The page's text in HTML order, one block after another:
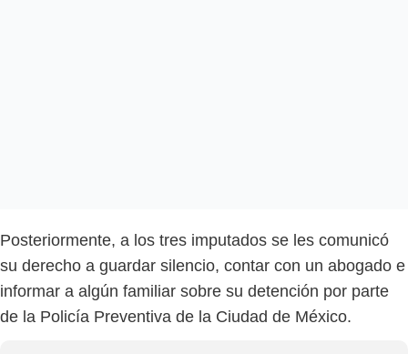
Posteriormente, a los tres imputados se les comunicó
su derecho a guardar silencio, contar con un abogado e
informar a algún familiar sobre su detención por parte
de la Policía Preventiva de la Ciudad de México.